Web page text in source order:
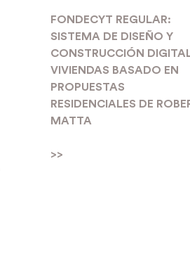
FONDECYT REGULAR:
SISTEMA DE DISEÑO Y
CONSTRUCCIÓN
VIVIENDAS BASADO EN
PROPUESTAS
RESIDENCIALES DE
MATTA
>>